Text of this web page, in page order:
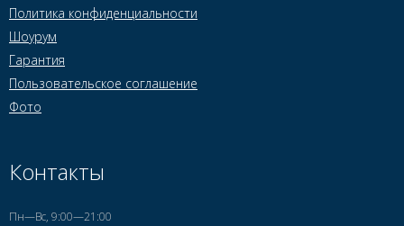
Политика конфиденциальности
Шоурум
Гарантия
Пользовательское соглашение
Фото
Контакты
Пн—Вс, 9:00—21:00